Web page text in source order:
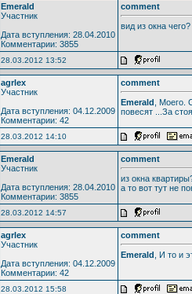
Emerald
Участник
Дата вступления: 28.04.2010
Комментарии: 3855
comment
вид из окна чего?
28.03.2012 13:52
agrlex
Участник
Дата вступления: 04.12.2009
Комментарии: 42
comment
Emerald ,
повесят ...За
28.03.2012 14:10
Emerald
Участник
Дата вступления: 28.04.2010
Комментарии: 3855
comment
из окна
а то вот тут не
28.03.2012 14:57
agrlex
Участник
Дата вступления: 04.12.2009
Комментарии: 42
comment
Emerald , И то и
28.03.2012 15:58